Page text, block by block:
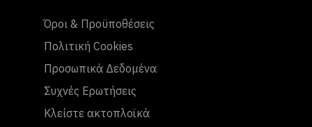
Όροι & Προϋποθέσεις
Πολιτική Cookies
Προσωπικά Δεδομένα
Συχνές Ερωτήσεις
Κλείστε ακτοπλοϊκά